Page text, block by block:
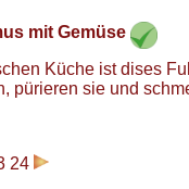
mit Gemüse
Küche ist dises
pürieren sie und
24